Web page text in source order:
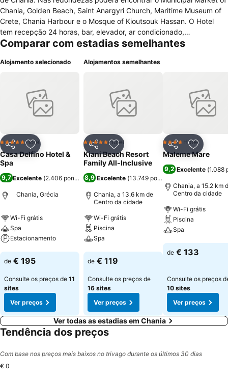
Chania, Golden Beach, Saint Anargyri Church, Maritime Museum of
Crete, Chania Harbour e o Mosque of Kioutsouk Hassan. O Hotel
tem recepção 24 horas, bar, elevador, ar condicionado,
aquecimento, cofre, jardim, terraço e sala de bagagem. O acesso à
passam por lavandaria, limpeza a seco, serviço de transporte do
de engraxar sapatos, fax e fotocopiadora. Como actividades de
lazer poderá encontrar um SPA e Centro de Bem-Estar, banho turco,
massagem, hidromassagem, hammam e cabeleireiro. Os 24 quartos
ar condicionado, secretária, cofre, área de estar com sofá-cama,
telefone, rádio, serviço de despertar, mini-bar, máquina de café ou
chá, WC com chuveiro e secador de cabelo. Os quartos são para
não fumadores. Os animais de estimação são admitidos.
Comparar com estadias semelhantes
Alojamento selecionado
PartilharAdicionar aos favoritos
5 EstrelasHotel
Casa Delfino Hotel &
Spa
9,7 Excelente (2.406 pontuações)
Chania, Grécia
Wi-Fi grátis
Spa
Estacionamento
Ver preços
de € 195
Consulte os preços de 11
sites
Ver preços
Alojamentos semelhantes
PartilharAdicionar aos favoritos
5 EstrelasHotel
Kiani Beach Resort
Family All-Inclusive
8,9 Excelente (13.749 pontuações
Chania, a 13.6 km de
Centro da cidade
Wi-Fi grátis
Piscina
Spa
Ver preços
de € 119
Consulte os preços de
16 sites
Ver preços
Partilhar
4 EstrelasHotel
Maleme Mare
9,2 Excelente (1.088
Chania, a 15.2 km
Centro da cidade
Wi-Fi grátis
Piscina
Spa
Ver preços
de € 133
Consulte os preços
10 sites
Ver preços
Ver todas as estadias em Chania
Tendência dos preços
Com base nos preços mais baixos no trivago durante os últimos 30 dias
€ 0